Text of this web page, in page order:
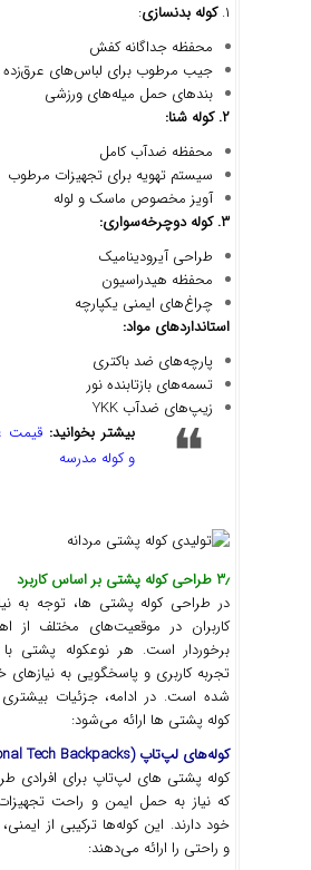
۱. کوله بدنسازی:
محفظه جداگانه کفش
جیب مرطوب برای لباس‌های عرق‌زده
بندهای حمل میله‌های ورزشی
۲.کوله شنا:
محفظه ضدآب کامل
سیستم تهویه برای تجهیزات مرطوب
آویز مخصوص ماسک و لوله
۳.کوله دوچرخهسواری:
طراحی آیرودینامیک
محفظه هیدراسیون
چراغ‌های ایمنی یکپارچه
استانداردهای مواد:
پارچه‌های ضد باکتری
تسمه‌های بازتابنده نور
زیپ‌های ضدآب YKK
بیشتر بخوانید:قیمت
و کوله مدرسه
۳٫ طراحی کوله پشتی بر اساس کاربرد
در طراحی کوله پشتی ‌ها، توجه به
کاربران در موقعیت‌های مختلف از
برخوردار است. هر نوعکوله پشتی
تجربه کاربری و پاسخگویی به
شده است. در ادامه، جزئیات بیشتری
کوله پشتی ها ارائه می‌شود:
کولههای لپتاپ(Professional Tech Backpacks)
کوله پشتی های لپ‌تاپ برای افرادی
که نیاز به حمل ایمن و راحت تجهیزات
خود دارند. این کوله‌ها ترکیبی از
و راحتی را ارائه می‌دهند: